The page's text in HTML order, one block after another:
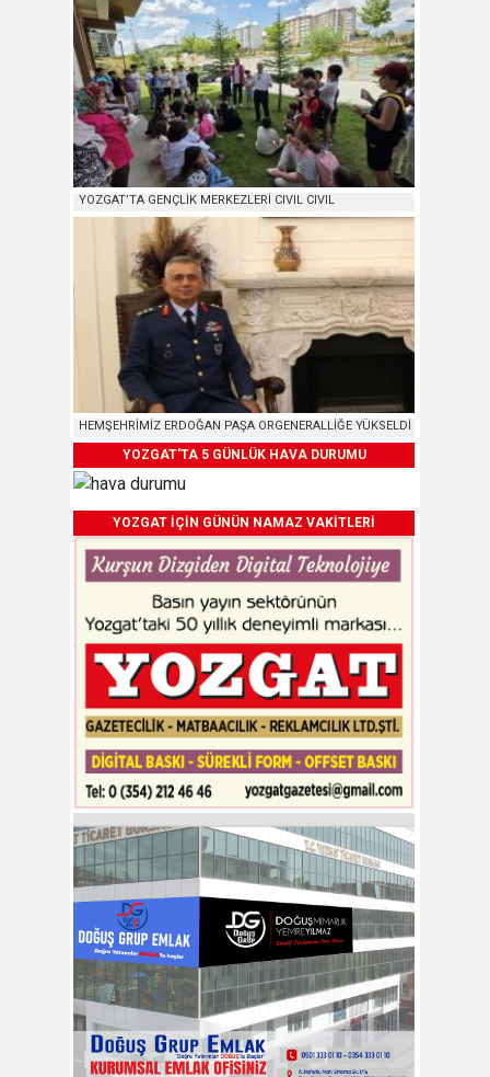
YOZGAT’TA GENÇLİK MERKEZLERİ CIVIL CIVIL
HEMŞEHRİMİZ ERDOĞAN PAŞA ORGENERALLİĞE YÜKSELDİ
YOZGAT'TA 5 GÜNLÜK HAVA DURUMU
YOZGAT İÇİN GÜNÜN NAMAZ VAKİTLERİ